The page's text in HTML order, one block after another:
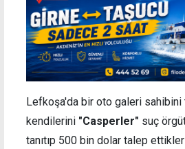
Lefkoşa'da bir oto galeri
kendilerini "Casperler" suç
tanıtıp 500 bin dolar talep